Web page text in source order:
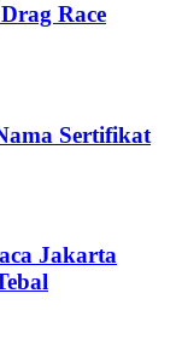
Race
Sertifikat
Jakarta